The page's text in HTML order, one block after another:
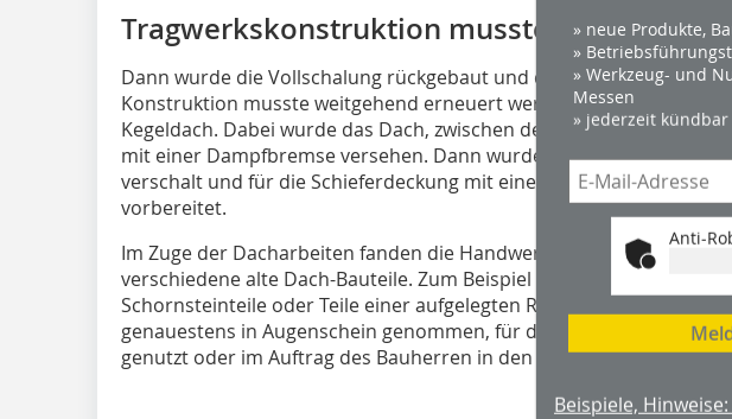
Tragwerkskonstruktion musste erneuert
Dann wurde die Vollschalung rückgebaut und das Holztrag­werk
Konstruktion musste weitgehend erneuert werden. Der Turm erhielt
Kegeldach. Dabei wurde das Dach, zwischen den 14er-Sparren
mit einer Dampf­brem­se versehen. Dann wurde das gesamte Dach
verschalt und für die Schiefer­deckung mit einer diffusionsoffenen
vorbereitet.
Im Zuge der Dacharbeiten fanden die Handwerker auf dem
verschiedene alte Dach-Bauteile. Zum Beispiel alte Firstverzierungen,
Schornsteinteile oder Teile einer aufge­legten Rinne. Sie wurden
genauestens in Augenschein genommen, für die anste­henden
genutzt oder im Auftrag des Bauherren in den benötigten
» neue Produkte,
»
» Werkzeug- und
Messen
» jederzeit kündbar
Anti-
Beispiele,